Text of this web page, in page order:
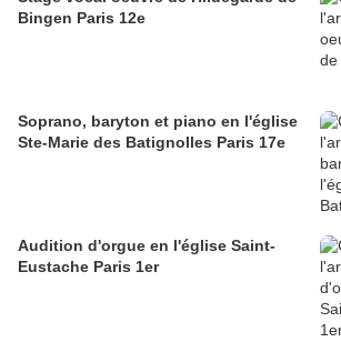
Bingen Paris 12e
Soprano, baryton et piano en l'église
Ste-Marie des Batignolles Paris 17e
Audition d'orgue en l'église Saint-
Eustache Paris 1er